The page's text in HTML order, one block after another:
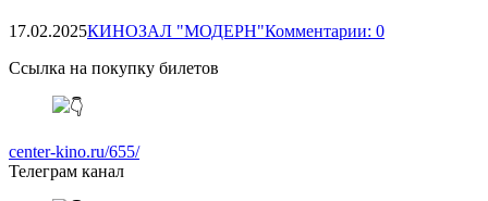
17.02.2025КИНОЗАЛ "МОДЕРН"Комментарии: 0
Ссылка на покупку билетов
center-kino.ru/655/
Телеграм канал